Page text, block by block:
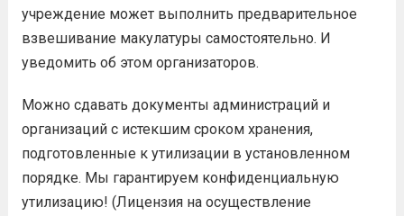
учреждение может выполнить предварительное
взвешивание макулатуры самостоятельно. И
уведомить об этом организаторов.
Можно сдавать документы администраций и
организаций с истекшим сроком хранения,
подготовленные к утилизации в установленном
порядке. Мы гарантируем конфиденциальную
утилизацию! (Лицензия на осуществление